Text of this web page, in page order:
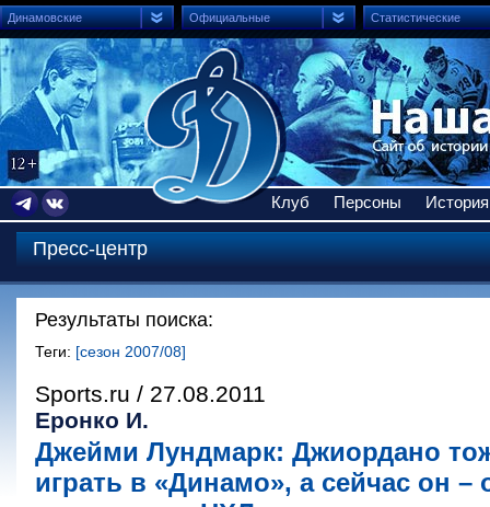
Динамовские Официальные Статистические
Клуб Персоны История
Пресс-центр
Результаты поиска:
Теги: [сезон 2007/08]
Sports.ru / 27.08.2011
Еронко И.
Джейми Лундмарк: Джиордано
играть в «Динамо», а сейчас он –